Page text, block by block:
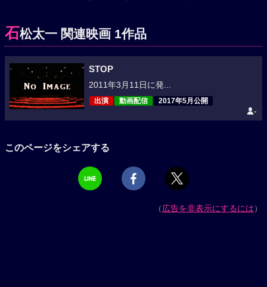
石松太一 関連映画 1作品
STOP
2011年3月11日に発...
出演 動画配信 2017年5月公開
-
このページをシェアする
（広告を非表示にするには）